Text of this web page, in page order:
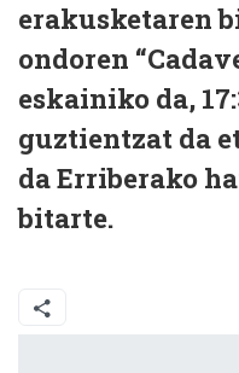
erakusketaren
ondoren
eskainiko da,
guztientzat da
da Erriberako
bitarte.